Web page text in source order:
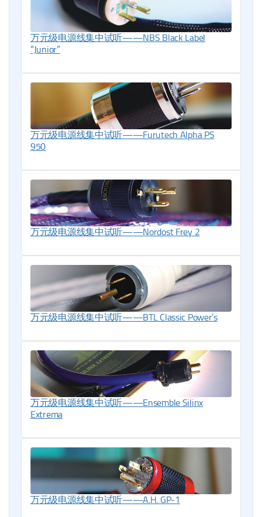
万元级电源线集中试听——NBS Black Label
“Junior”
万元级电源线集中试听——Furutech Alpha PS
950
万元级电源线集中试听——Nordost Frey 2
万元级电源线集中试听——BTL Classic Power’s
万元级电源线集中试听——Ensemble Silinx
Extrema
万元级电源线集中试听——A.H. GP-1